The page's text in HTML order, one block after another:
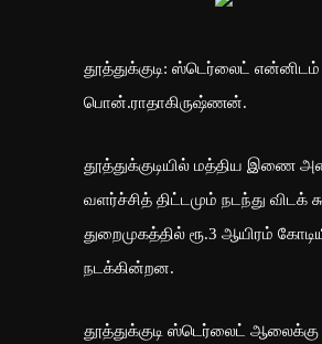
தூத்துக்குடி: ஸ்டெர்லைட்
பொன்.ராதாகிருஷ்ணன்.
தூத்துக்குடியில் மத்திய இணை
வளர்ச்சித் திட்டமும் நடந்து
துறைமுகத்தில் ரூ.3 ஆயிரம்
நடக்கின்றன.
தூத்துக்குடி ஸ்டெர்லைட் ஆலைக்கு